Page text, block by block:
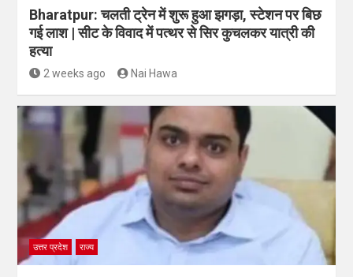
Bharatpur: चलती ट्रेन में शुरू हुआ झगड़ा, स्टेशन पर बिछ
गई लाश | सीट के विवाद में पत्थर से सिर कुचलकर यात्री की
हत्या
2 weeks ago Nai Hawa
उत्तर प्रदेश राज्य